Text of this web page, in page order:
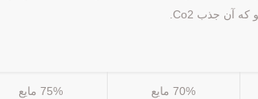
70% مایع 75% مایع